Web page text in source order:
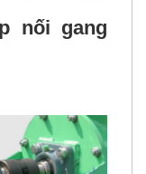
nối gang